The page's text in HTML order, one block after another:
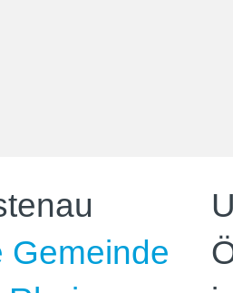
Gemeinde